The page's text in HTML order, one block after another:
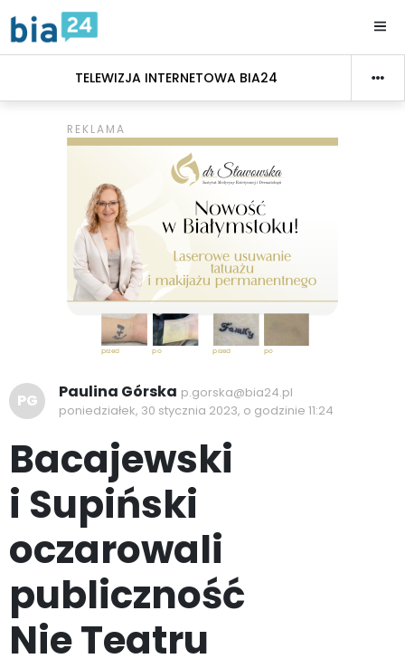
TELEWIZJA INTERNETOWA BIA24
PG Paulina Górska p.gorska@bia24.pl
poniedziałek, 30 stycznia 2023, o godzinie 11:24
Bacajewski
i Supiński
oczarowali
publiczność
Nie Teatru